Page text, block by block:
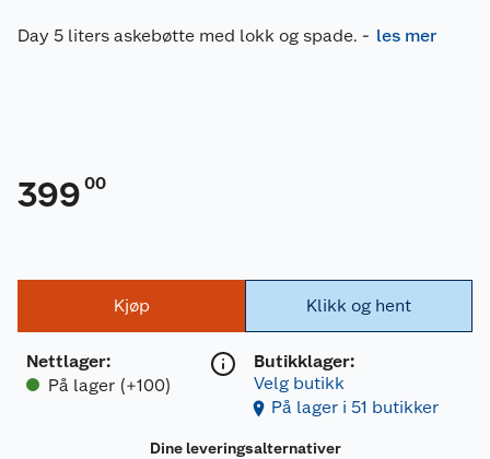
Day 5 liters askebøtte med lokk og spade. - les mer
399 00
Kjøp
Nettlager:
På lager (+100)
Klikk og hent
Butikklager:
Velg butikk
På lager i 51 butikker
Dine leveringsalternativer